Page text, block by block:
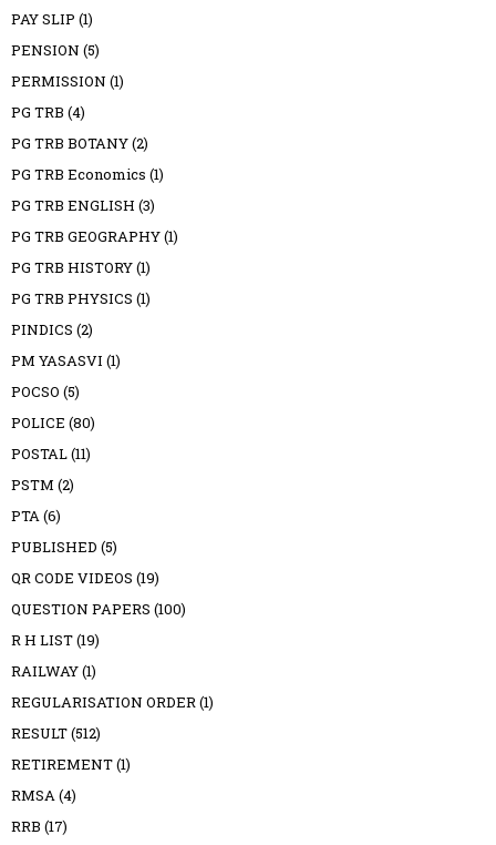
PAY SLIP (1)
PENSION (5)
PERMISSION (1)
PG TRB (4)
PG TRB BOTANY(2)
PG TRB Economics (1)
PG TRB ENGLISH (3)
PG TRB GEOGRAPHY(1)
PG TRB HISTORY(1)
PG TRB PHYSICS (1)
PINDICS (2)
PM YASASVI (1)
POCSO (5)
POLICE (80)
POSTAL(11)
PSTM (2)
PTA(6)
PUBLISHED (5)
QR CODE VIDEOS (19)
QUESTION PAPERS (100)
R H LIST(19)
RAILWAY(1)
REGULARISATION ORDER(1)
RESULT(512)
RETIREMENT(1)
RMSA(4)
RRB (17)